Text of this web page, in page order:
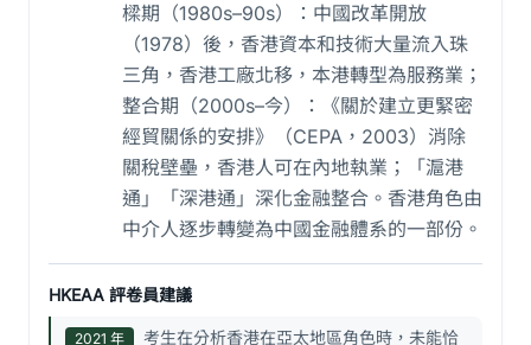
樑期（1980s–90s）：中國改革開放
（1978）後，香港資本和技術大量流入珠
三角，香港工廠北移，本港轉型為服務業；
整合期（2000s–今）：《關於建立更緊密
經貿關係的安排》（CEPA，2003）消除
關稅壁壘，香港人可在內地執業；「滬港
通」「深港通」深化金融整合。香港角色由
中介人逐步轉變為中國金融體系的一部份。
HKEAA 評卷員建議
2021 年
考生在分析香港在亞太地區角色時，未能恰